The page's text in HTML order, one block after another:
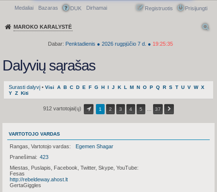
Greitasis meniu
Medaliai Bazaras DUK Dirhamai Prisijungti
Registruotis
MAROKO KARALYSTĖ
Dabar: Penktadienis ● 2026 rugpjūčio 7 d. ● 19:25:35
Dalyvių sąrašas
Surasti dalyvį • Visi A B C D E F G H I J K L M N O P Q R S T U V W X
Y Z Kiti
912 vartotojai(ų) 1 2 3 4 5 37
VARTOTOJO VARDAS
Rangas, Vartotojo vardas
Egemen Shagar
Pranešimai
423
Miestas, Puslapis, Facebook, Twitter, Skype, YouTube
Fesas
http://rebeldeway.ahost.lt
GertaGiggles